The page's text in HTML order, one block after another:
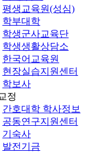
평생교육원(성심)
학부대학
학생군사교육단
학생생활상담소
한국어교육원
현장실습지원센터
학보사
정
간호대학 학사정보
공동연구지원센터
기숙사
발전기금